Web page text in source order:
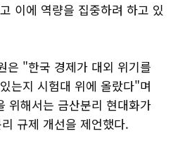
이에 역량을 집중하려 하고 있
은 "한국 경제가 대외 위기를
는지 시험대 위에 올랐다"며
위해서는 금산분리 현대화가
규제 개선을 제언했다.